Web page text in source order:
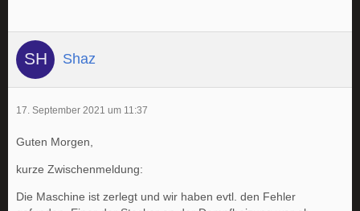
Shaz
17. September 2021 um 11:37
Guten Morgen,
kurze Zwischenmeldung:
Die Maschine ist zerlegt und wir haben evtl. den Fehler